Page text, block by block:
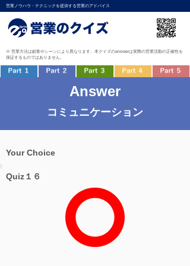
営業ノウハウ・テクニックを提供する営業のアドバイス
※ 営業方法は顧客やシーンにより異なります。本クイズのanswerは実際の営業活動の正確性を
保証するものではありません。
Answer
コミュニケーション
Your Choice
Quiz１６